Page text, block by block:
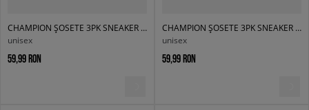
CHAMPION ȘOSETE 3PK SNEAKER SOCKS
unisex
59,99 RON
CHAMPION ȘOSETE 3PK SNEAKER SOCKS
unisex
59,99 RON